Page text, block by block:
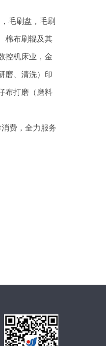
毛刷盘，毛刷
棉布刷辊及其
控机床业，金
磨、清洗）印
布打磨（磨料
费，全力服务